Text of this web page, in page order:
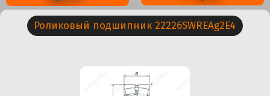
Роликовый подшипник 22226SWREAg2E4